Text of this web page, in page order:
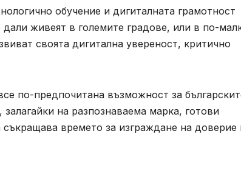
обучение и дигиталната грамотност
живеят в големите градове, или в по-
своята дигитална увереност, критично
по-предпочитана възможност за
на разпознаваема марка, готови
времето за изграждане на доверие